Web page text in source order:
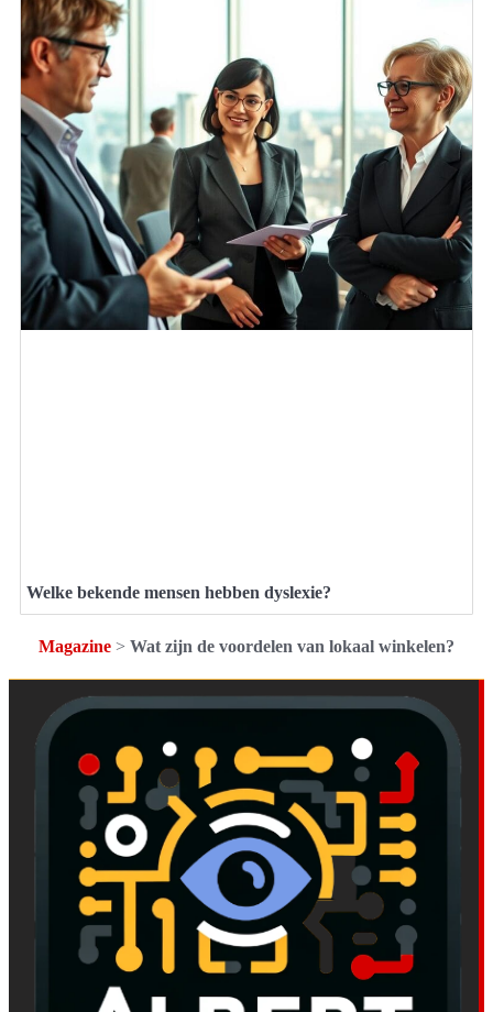
Welke bekende mensen hebben dyslexie?
Magazine > Wat zijn de voordelen van lokaal winkelen?